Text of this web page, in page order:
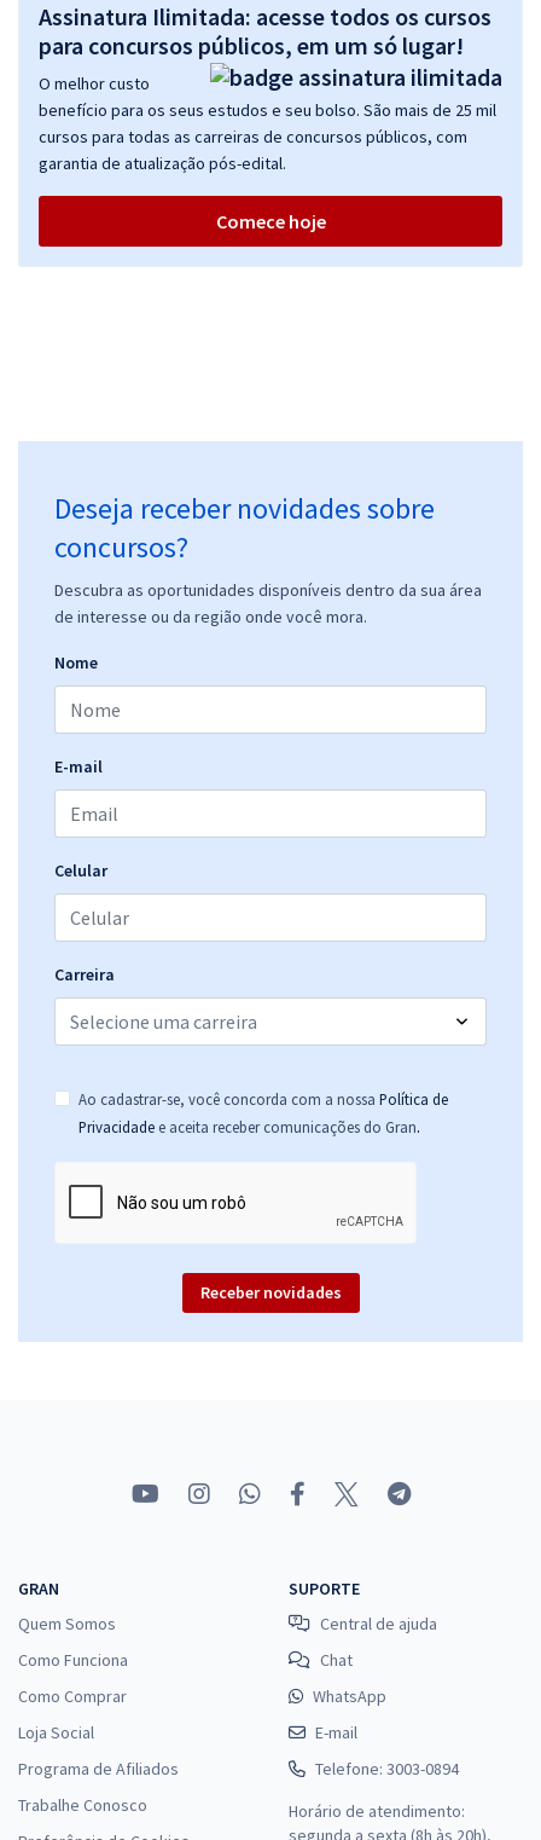
Assinatura Ilimitada: acesse todos os cursos
para concursos públicos, em um só lugar!
O melhor custo
benefício para os seus estudos e seu bolso. São mais de 25 mil
cursos para todas as carreiras de concursos públicos, com
garantia de atualização pós-edital.
Comece hoje
Deseja receber novidades sobre
concursos?
Descubra as oportunidades disponíveis dentro da sua área
de interesse ou da região onde você mora.
Nome
E-mail
Celular
Carreira
Ao cadastrar-se, você concorda com a nossa Política de
Privacidade e aceita receber comunicações do Gran.
Receber novidades
GRAN
Quem Somos
Como Funciona
Como Comprar
Loja Social
Programa de Afiliados
Trabalhe Conosco
SUPORTE
Central de ajuda
Chat
WhatsApp
E-mail
Telefone: 3003-0894
Horário de atendimento:
segunda a sexta (8h às 20h),